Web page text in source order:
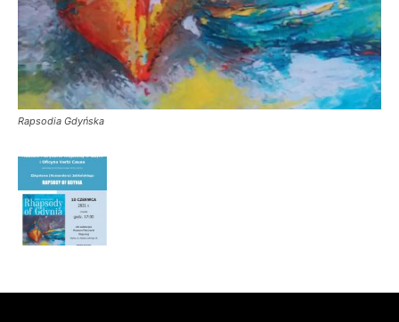
Rapsodia Gdyńska